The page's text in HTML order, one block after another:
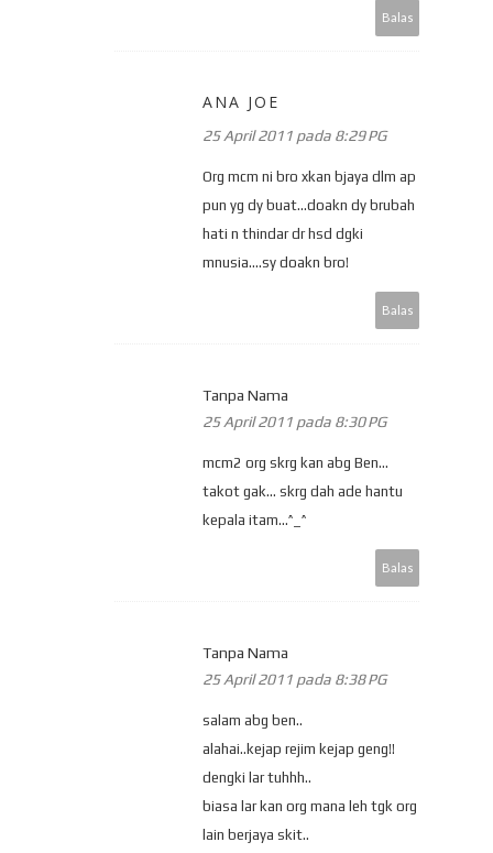
Balas
ANA JOE
25 April 2011 pada 8:29 PG
Org mcm ni bro xkan bjaya dlm ap
pun yg dy buat...doakn dy brubah
hati n thindar dr hsd dgki
mnusia....sy doakn bro!
Balas
Tanpa Nama
25 April 2011 pada 8:30 PG
mcm2 org skrg kan abg Ben...
takot gak... skrg dah ade hantu
kepala itam...^_^
Balas
Tanpa Nama
25 April 2011 pada 8:38 PG
salam abg ben..
alahai..kejap rejim kejap geng!!
dengki lar tuhhh..
biasa lar kan org mana leh tgk org
lain berjaya skit..